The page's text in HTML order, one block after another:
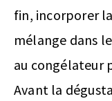
fin, incorporer
mélange dans
au congélateur
Avant la